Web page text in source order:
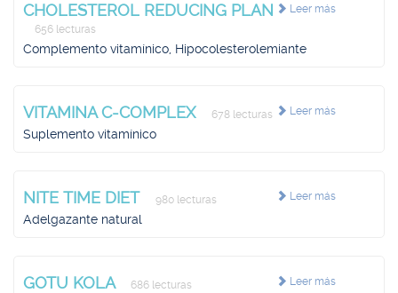
Leer más
CHOLESTEROL REDUCING PLAN
656 lecturas
Complemento vitamínico, Hipocolesterolemiante
Leer más
VITAMINA C-COMPLEX 678 lecturas
Suplemento vitamínico
Leer más
NITE TIME DIET 980 lecturas
Adelgazante natural
Leer más
GOTU KOLA 686 lecturas